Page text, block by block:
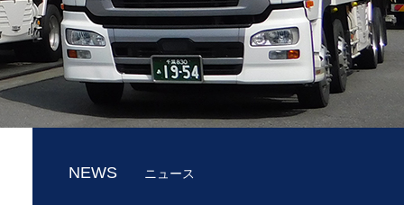
NEWS ニュース